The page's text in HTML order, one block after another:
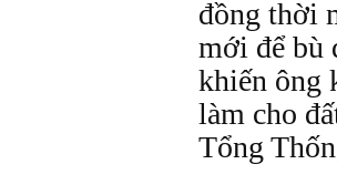
đồng thời
mới để bù
khiến ông
làm cho
Tổng